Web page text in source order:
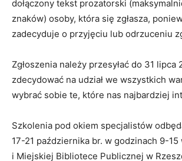
dołączony tekst prozatorski
znaków) osoby, która się zgłasza,
zadecyduje o przyjęciu lub odrzuceniu
Zgłoszenia należy przesyłać do 31 lipca
zdecydować na udział we wszystkich
wybrać sobie te, które nas najbardziej
Szkolenia pod okiem specjalistów
17-21 października br. w godzinach 9-
i Miejskiej Bibliotece Publicznej w